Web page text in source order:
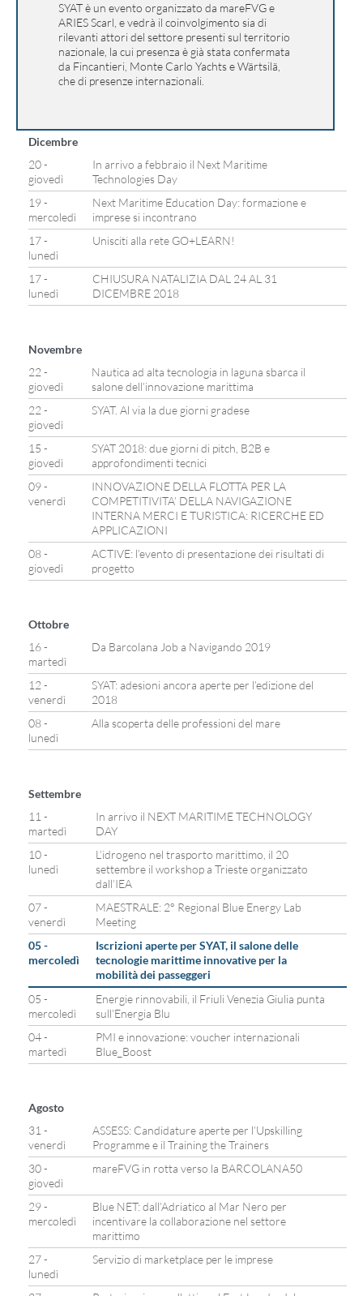
SYAT è un evento organizzato da mareFVG e
ARIES Scarl, e vedrà il coinvolgimento sia di
rilevanti attori del settore presenti sul territorio
nazionale, la cui presenza è già stata confermata
da Fincantieri, Monte Carlo Yachts e Wärtsilä,
che di presenze internazionali.
Dicembre
20 -
giovedì
In arrivo a febbraio il Next Maritime
Technologies Day
19 -
mercoledì
Next Maritime Education Day: formazione e
imprese si incontrano
17 -
lunedì
Unisciti alla rete GO+LEARN!
17 -
lunedì
CHIUSURA NATALIZIA DAL 24 AL 31
DICEMBRE 2018
Novembre
22 -
giovedì
Nautica ad alta tecnologia in laguna sbarca il
salone dell’innovazione marittima
22 -
giovedì
SYAT. Al via la due giorni gradese
15 -
giovedì
SYAT 2018: due giorni di pitch, B2B e
approfondimenti tecnici
09 -
venerdì
INNOVAZIONE DELLA FLOTTA PER LA
COMPETITIVITA’ DELLA NAVIGAZIONE
INTERNA MERCI E TURISTICA: RICERCHE ED
APPLICAZIONI
08 -
giovedì
ACTIVE: l’evento di presentazione dei risultati di
progetto
Ottobre
16 -
martedì
Da Barcolana Job a Navigando 2019
12 -
venerdì
SYAT: adesioni ancora aperte per l’edizione del
2018
08 -
lunedì
Alla scoperta delle professioni del mare
Settembre
11 -
martedì
In arrivo il NEXT MARITIME TECHNOLOGY
DAY
10 -
lunedì
L’idrogeno nel trasporto marittimo, il 20
settembre il workshop a Trieste organizzato
dall’IEA
07 -
venerdì
MAESTRALE: 2° Regional Blue Energy Lab
Meeting
05 -
mercoledì
Iscrizioni aperte per SYAT, il salone delle
tecnologie marittime innovative per la
mobilità dei passeggeri
05 -
mercoledì
Energie rinnovabili, il Friuli Venezia Giulia punta
sull’Energia Blu
04 -
martedì
PMI e innovazione: voucher internazionali
Blue_Boost
Agosto
31 -
venerdì
ASSESS: Candidature aperte per l’Upskilling
Programme e il Training the Trainers
30 -
giovedì
mareFVG in rotta verso la BARCOLANA50
29 -
mercoledì
Blue NET: dall’Adriatico al Mar Nero per
incentivare la collaborazione nel settore
marittimo
27 -
lunedì
Servizio di marketplace per le imprese